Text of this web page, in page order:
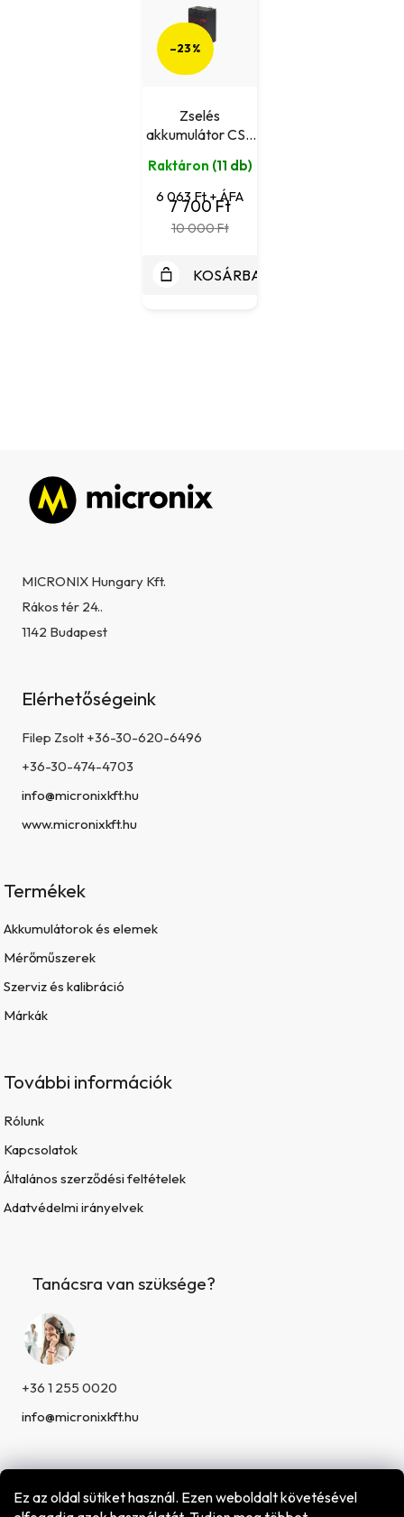
Ez az oldal sütiket használ. Ezen weboldalt követésével
Zselés
akkumulátor CSB
(6V/4,58Ah)
Raktáron (11 db)
6 063 Ft + ÁFA
7 700 Ft
10 000 Ft
–23 %
KOSÁRBA
Lábléc
MICRONIX Hungary Kft.
Rákos tér 24..
1142 Budapest
Elérhetőségeink
Filep Zsolt +36-30-620-6496
+36-30-474-4703
info@micronixkft.hu
www.micronixkft.hu
Termékek
Akkumulátorok és elemek
Mérőműszerek
Szerviz és kalibráció
Márkák
További információk
Rólunk
Kapcsolatok
Általános szerződési feltételek
Adatvédelmi irányelvek
Tanácsra van szüksége?
+36 1 255 0020
info@micronixkft.hu